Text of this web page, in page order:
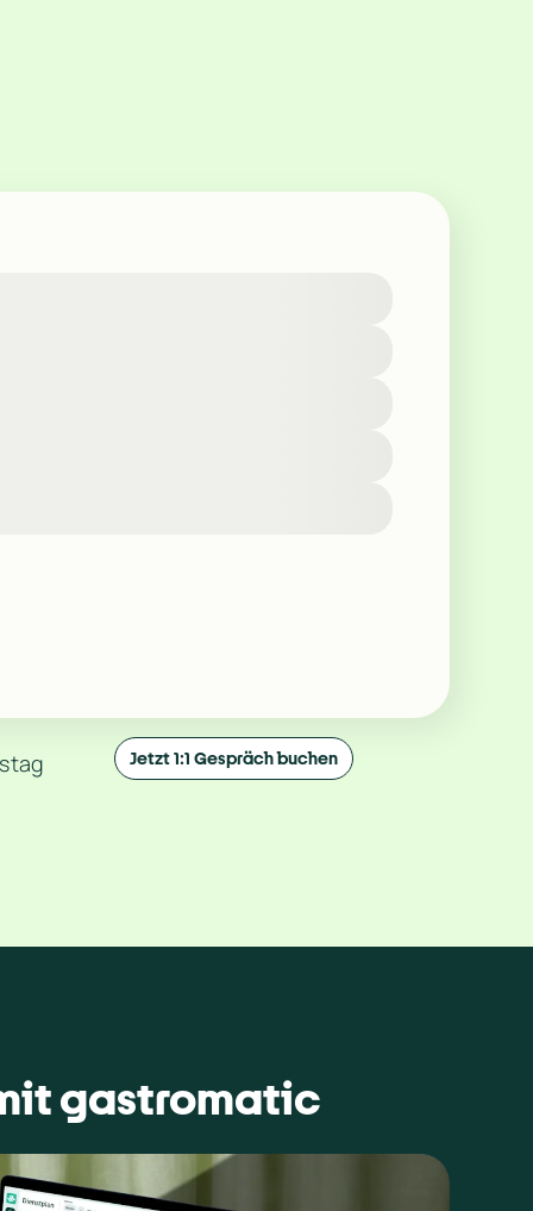
Jetzt 1:1 Gespräch buchen
gastromatic